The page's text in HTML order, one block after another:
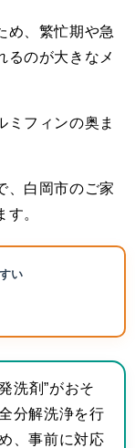
め、繁忙期や急
るのが大きなメ
ミフィンの奥ま
、白岡市のご家
。
い
洗剤”がおそ
分解洗浄を行
、事前に対応